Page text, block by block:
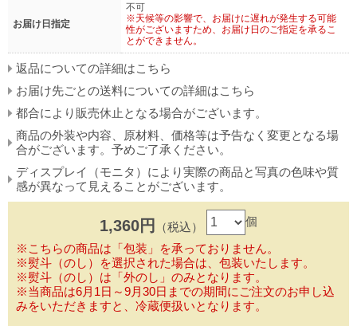
お届け日指定
不可
※天候等の影響で、お届けに遅れが発生する可能
性がございますため、お届け日のご指定を承るこ
とができません。
返品についての詳細はこちら
お届け先ごとの送料についての詳細はこちら
都合により販売休止となる場合がございます。
商品の外装や内容、原材料、価格等は予告なく変更となる場
合がございます。予めご了承ください。
ディスプレイ（モニタ）により実際の商品と写真の色味や質
感が異なって見えることがございます。
1,360円 （税込） 個
※こちらの商品は「包装」を承っておりません。
※熨斗（のし）を選択された場合は、包装いたします。
※熨斗（のし）は「外のし」のみとなります。
※当商品は6月1日～9月30日までの期間にご注文のお申し込
みをいただきますと、冷蔵便扱いとなります。